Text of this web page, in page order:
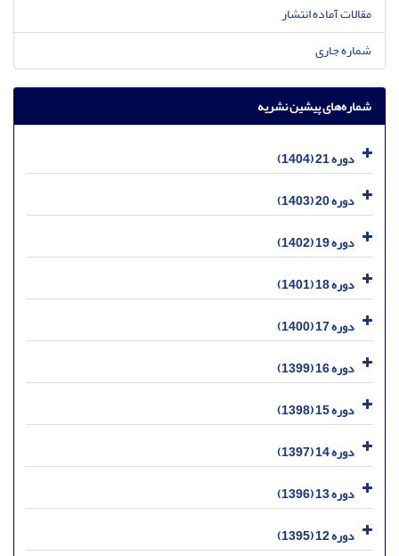
مقالات آماده انتشار
شماره جاری
شماره‌های پیشین نشریه
دوره 21 (1404)
دوره 20 (1403)
دوره 19 (1402)
دوره 18 (1401)
دوره 17 (1400)
دوره 16 (1399)
دوره 15 (1398)
دوره 14 (1397)
دوره 13 (1396)
دوره 12 (1395)